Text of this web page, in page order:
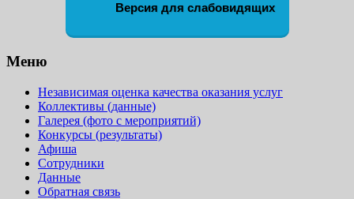
Версия для слабовидящих
Меню
Независимая оценка качества оказания услуг
Коллективы (данные)
Галерея (фото с мероприятий)
Конкурсы (результаты)
Афиша
Сотрудники
Данные
Обратная связь